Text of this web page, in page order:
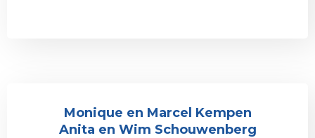
Monique en Marcel Kempen
Anita en Wim Schouwenberg